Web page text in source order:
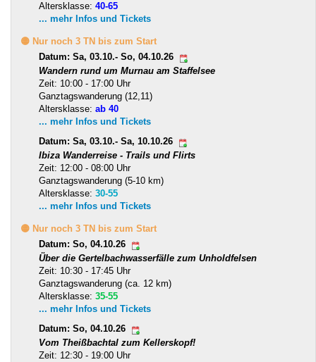
Altersklasse: 40-65
... mehr Infos und Tickets
🟡 Nur noch 3 TN bis zum Start
Datum: Sa, 03.10.- So, 04.10.26
Wandern rund um Murnau am Staffelsee
Zeit: 10:00 - 17:00 Uhr
Ganztagswanderung (12,11)
Altersklasse: ab 40
... mehr Infos und Tickets
Datum: Sa, 03.10.- Sa, 10.10.26
Ibiza Wanderreise - Trails und Flirts
Zeit: 12:00 - 08:00 Uhr
Ganztagswanderung (5-10 km)
Altersklasse: 30-55
... mehr Infos und Tickets
🟡 Nur noch 3 TN bis zum Start
Datum: So, 04.10.26
Über die Gertelbachwasserfälle zum Unholdfelsen
Zeit: 10:30 - 17:45 Uhr
Ganztagswanderung (ca. 12 km)
Altersklasse: 35-55
... mehr Infos und Tickets
Datum: So, 04.10.26
Vom Theißbachtal zum Kellerskopf!
Zeit: 12:30 - 19:00 Uhr